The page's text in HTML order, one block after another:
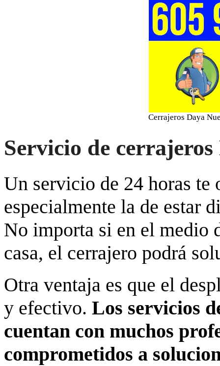
Cerrajeros Daya
Servicio de
Un servicio de 24 horas te
especialmente la de estar
No importa si en el medio
casa, el cerrajero podrá
Otra ventaja es que el
y efectivo. Los servicios
cuentan con muchos
comprometidos a